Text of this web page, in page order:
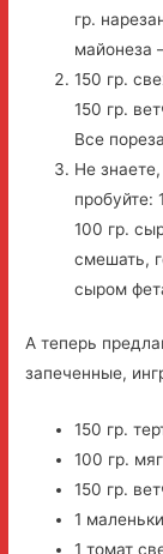
гр.
майонеза
150 гр.
150 гр.
Все
Не
пробуйте:
100 гр.
смешать,
сыром
А теперь
запеченные,
150 гр.
100 гр.
150 гр.
1
1 томат